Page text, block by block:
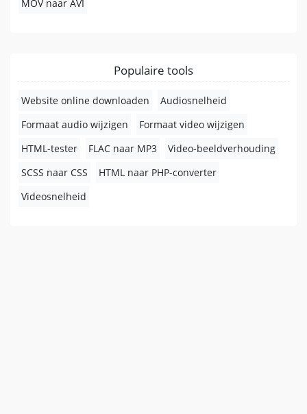
MOV naar AVI
Populaire tools
Website online downloaden
Audiosnelheid
Formaat audio wijzigen
Formaat video wijzigen
HTML-tester
FLAC naar MP3
Video-beeldverhouding
SCSS naar CSS
HTML naar PHP-converter
Videosnelheid